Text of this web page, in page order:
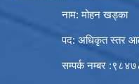
नाम: मोहन खड्का
पद: अधिकृत स्तर
सम्पर्क नम्बर